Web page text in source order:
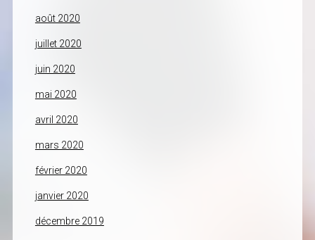
août 2020
juillet 2020
juin 2020
mai 2020
avril 2020
mars 2020
février 2020
janvier 2020
décembre 2019